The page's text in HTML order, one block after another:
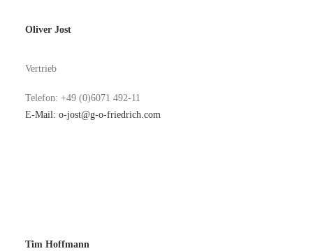
Oliver Jost
Vertrieb
Telefon: +49 (0)6071 492-11
E-Mail: o-jost@g-o-friedrich.com
Tim Hoffmann